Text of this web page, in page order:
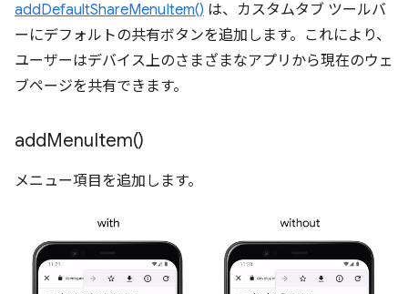
addDefaultShareMenuItem() は、カスタムタブ ツールバ
ーにデフォルトの共有ボタンを追加します。これにより、
ユーザーはデバイス上のさまざまなアプリから現在のウェ
ブページを共有できます。
addMenuItem()
メニュー項目を追加します。